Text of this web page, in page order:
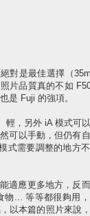
對是最佳選擇（
片品質真的不如
是 Fuji 的強項。
輕，另外 iA 模式可
可以手動，但仍有
式需要調整的地方
適應更多地方，反
物... 等等都很夠用
以本篇的照片來說